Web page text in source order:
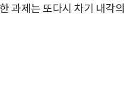
과제는 또다시 차기 내각의